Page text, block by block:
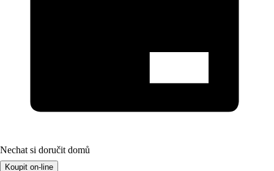
Nechat si doručit domů
Koupit on-line